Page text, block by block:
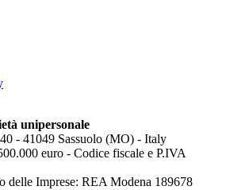
unipersonale
- 41049 Sassuolo (MO) - Italy
euro - Codice fiscale e P.IVA
delle Imprese: REA Modena 189678